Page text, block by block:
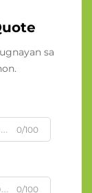
sa
0/100
0/100